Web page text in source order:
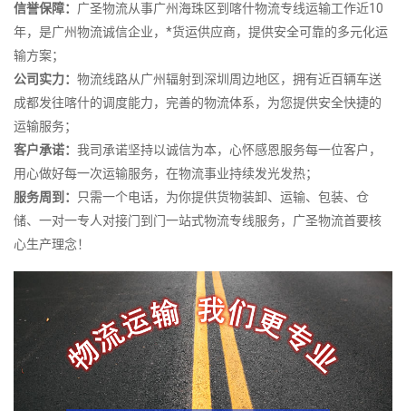
信誉保障： 广圣物流从事广州海珠区到喀什物流专线运输工作近10
年，是广州物流诚信企业，*货运供应商，提供安全可靠的多元化运
输方案；
公司实力： 物流线路从广州辐射到深圳周边地区，拥有近百辆车送
成都发往喀什的调度能力，完善的物流体系，为您提供安全快捷的
运输服务；
客户承诺： 我司承诺坚持以诚信为本，心怀感恩服务每一位客户，
用心做好每一次运输服务，在物流事业持续发光发热；
服务周到：
只需一个电话，为你提供货物装卸、运输、包装、仓
储、一对一专人对接门到门一站式物流专线服务，广圣物流首要核
心生产理念！